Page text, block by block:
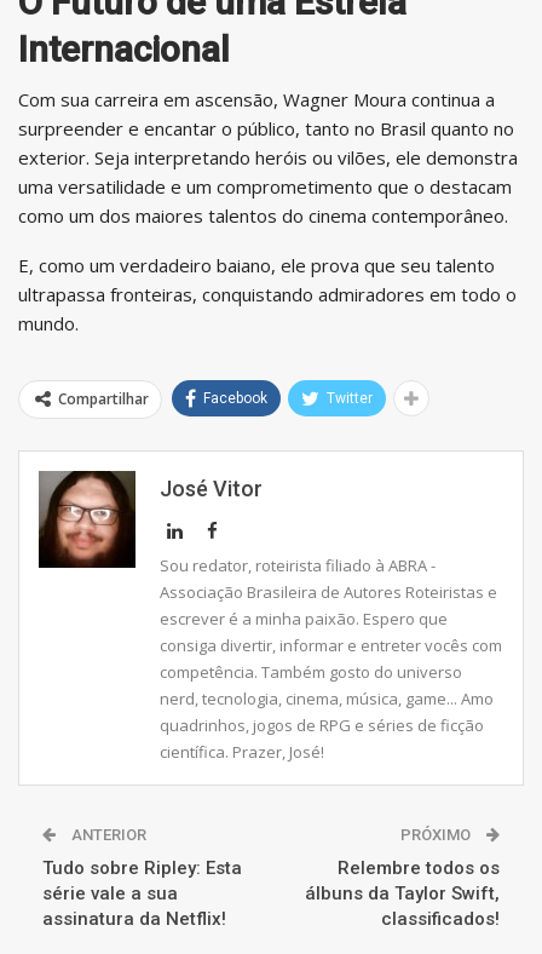
Internacional
Com sua carreira em ascensão, Wagner Moura continua a
surpreender e encantar o público, tanto no Brasil quanto no
exterior. Seja interpretando heróis ou vilões, ele demonstra
uma versatilidade e um comprometimento que o destacam
como um dos maiores talentos do cinema contemporâneo.
E, como um verdadeiro baiano, ele prova que seu talento
ultrapassa fronteiras, conquistando admiradores em todo o
mundo.
Compartilhar Facebook Twitter
José Vitor
Sou redator, roteirista filiado à ABRA -
Associação Brasileira de Autores Roteiristas e
escrever é a minha paixão. Espero que
consiga divertir, informar e entreter vocês com
competência. Também gosto do universo
nerd, tecnologia, cinema, música, game... Amo
quadrinhos, jogos de RPG e séries de ficção
científica. Prazer, José!
ANTERIOR
Tudo sobre Ripley: Esta
série vale a sua
assinatura da Netflix!
PRÓXIMO
Relembre todos os
álbuns da Taylor Swift,
classificados!